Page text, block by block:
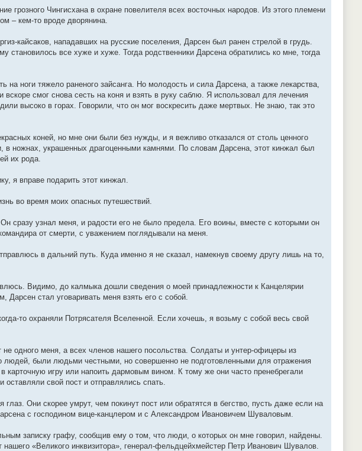
грозного Чингисхана в охране повелителя всех восточных народов. Из этого племени
– кем-то вроде дворянина.
кайсаков, нападавших на русские поселения, Дарсен был ранен стрелой в грудь.
все хуже и хуже. Тогда родственники Дарсена обратились ко мне, тогда
ноги тяжело раненого зайсанга. Но молодость и сила Дарсена, а также лекарства,
смог снова сесть на коня и взять в руку саблю. Я использовал для лечения
высоко в горах. Говорили, что он мог воскресить даже мертвых. Не знаю, так это
коней, но мне они были без нужды, и я вежливо отказался от столь ценного
в ножнах, украшенных драгоценными камнями. По словам Дарсена, этот кинжал был
их рода.
я вправе подарить этот кинжал.
во время моих опасных путешествий.
сразу узнал меня, и радости его не было предела. Его воины, вместе с которыми он
от смерти, с уважением поглядывали на меня.
в дальний путь. Куда именно я не сказал, намекнув своему другу лишь на то,
Видимо, до калмыка дошли сведения о моей принадлежности к Канцелярии
стал уговаривать меня взять его с собой.
то охраняли Потрясателя Вселенной. Если хочешь, я возьму с собой весь свой
одного меня, а всех членов нашего посольства. Солдаты и унтер-офицеры из
людей, были людьми честными, но совершенно не подготовленными для отражения
карточную игру или напоить дармовым вином. К тому же они часто пренебрегали
свой пост и отправлялись спать.
Они скорее умрут, чем покинут пост или обратятся в бегство, пусть даже если на
с господином вице-канцлером и с Александром Ивановичем Шуваловым.
записку графу, сообщив ему о том, что люди, о которых он мне говорил, найдены.
«Великого инквизитора», генерал-фельдцейхмейстер Петр Иванович Шувалов.